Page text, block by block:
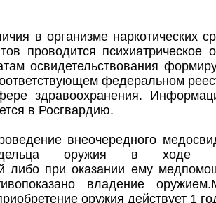
в организме наркотических
проводится психиатрическое
освидетельствования
федеральном
здравоохранения.
в Росгвардию.
внеочередного
оружия в ходе
либо при оказании ему
владение
оружия действует 1